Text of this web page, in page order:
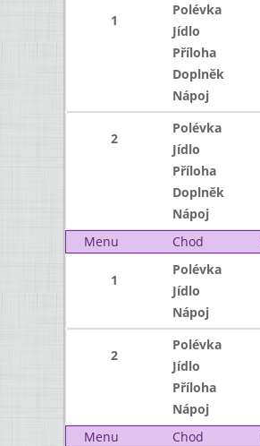
1
Polévka
Jídlo
Příloha
Doplněk
Nápoj
2
Polévka
Jídlo
Příloha
Doplněk
Nápoj
Menu
Chod
1
Polévka
Jídlo
Nápoj
2
Polévka
Jídlo
Příloha
Nápoj
Menu
Chod